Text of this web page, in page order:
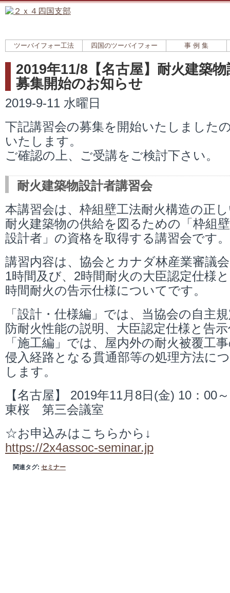
ツーバイフォー工法 四国のツーバイフォー 事 例 集
2019年11/8【名古屋】耐火建築
募集開始のお知らせ
2019-9-11 水曜日
下記講習会の募集を開始いたしました
いたします。
ご確認の上、ご受講をご検討下さい。
耐火建築物設計者講習会
本講習会は、枠組壁工法耐火構造の正
耐火建築物の供給を図るための「枠組
設計者」の資格を取得する講習会です。
講習内容は、協会とカナダ林産業審議
1時間及び、2時間耐火の大臣認定仕様
時間耐火の告示仕様についてです。
「設計・仕様編」では、当協会の自主
防耐火性能の説明、大臣認定仕様と告
「施工編」では、屋内外の耐火被覆工
侵入経路となる貫通部等の処理方法に
します。
【名古屋】 2019年11月8日(金) 10：
東桜 第三会議室
☆お申込みはこちらから↓
https://2x4assoc-seminar.jp
関連タグ: セミナー